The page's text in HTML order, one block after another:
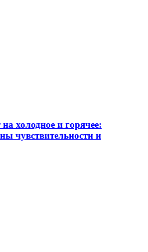
холодное и горячее:
чувствительности и